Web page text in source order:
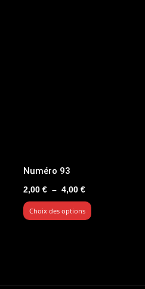
Numéro 93
2,00 € – 4,00 €Plage
de
prix :
Choix des options